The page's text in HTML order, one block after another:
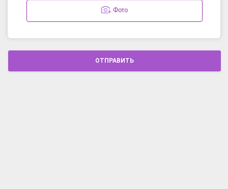
Фото
ОТПРАВИТЬ